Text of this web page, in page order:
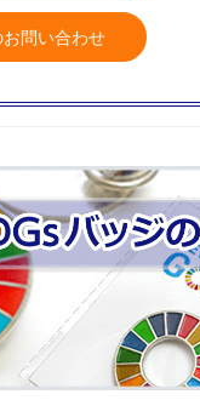
問い合わせ